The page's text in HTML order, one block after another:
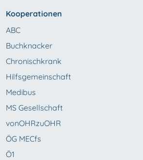
Kooperationen
ABC
Buchknacker
Chronischkrank
Hilfsgemeinschaft
Medibus
MS Gesellschaft
vonOHRzuOHR
ÖG MECfs
Ö1